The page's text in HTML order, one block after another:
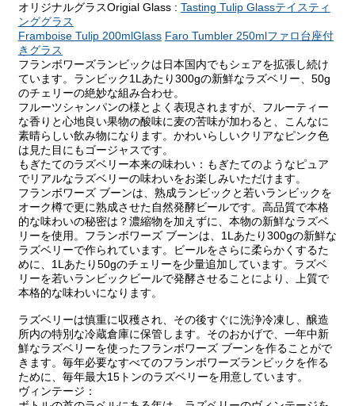
オリジナルグラスOrigial Glass : Tasting Tulip Glassテイスティ
ンググラス
Framboise Tulip 200mlGlass Faro Tumbler 250mlファロ台座付
きグラス
フランボワーズランビックは日本国内でもシェアを拡張し続け
ています。ランビック1Lあたり300gの新鮮なラズベリー、50g
のチェリーの絶妙な組み合わせ。
フルーツシャンパンの様とよく表現されますが、フルーティー
な香りと心地良い果物の酸味に麦の苦味が加わると、こんなに
素晴らしい飲み物になります。かわいらしいクリアなピンク色
は見た目にもゴージャスです。
もぎたてのラズベリー本来の味わい：もぎたてのようなピュア
でリアルなラズベリーの味わいをお楽しみいただけます。
フランボワーズ ブーンは、熟成ランビックと若いランビックを
オーク樽で更に熟成させた自然発酵ビールです。高品質で本格
的な味わいの秘密は？濃縮物を加えずに、本物の新鮮なラズベ
リーを使用。フランボワーズ ブーンは、1Lあたり300gの新鮮な
ラズベリーで作られています。ビールをさらに柔らかくするた
めに、1Lあたり50gのチェリーを少量追加しています。ラズベ
リーを若いランビックビールで発酵させることにより、上質で
本格的な味わいになります。
ラズベリーは慎重に収穫され、その後すぐに洗浄冷凍し、醸造
所内の特別な冷蔵倉庫に保管します。そのおかげで、一年中新
鮮なラズベリーを使ったフランボワーズ ブーンを作ることがで
きます。毎年必要なすべてのフランボワーズランビックを作る
ために、毎年最大15トンのラズベリーを用意しています。
ヴィンテージ：